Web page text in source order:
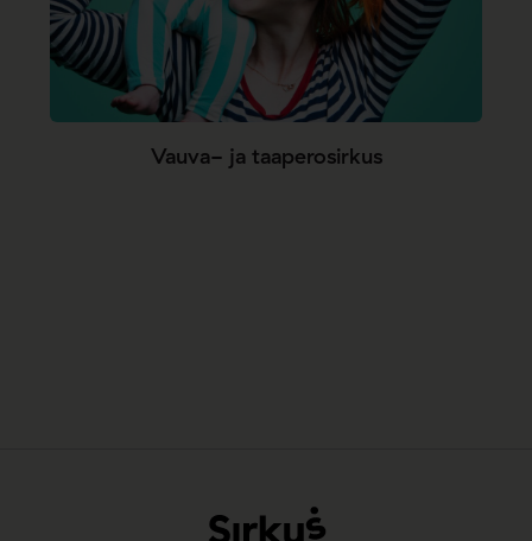
Vauva- ja taaperosirkus